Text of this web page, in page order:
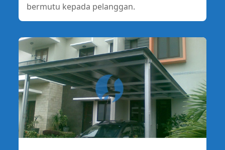
bermutu kepada pelanggan.